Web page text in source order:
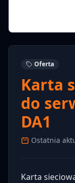
Oferta
Karta
do
DA1
Ostatnia
Karta